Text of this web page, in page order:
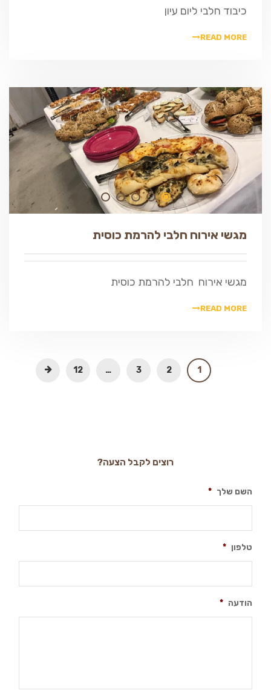
כיבוד חלבי ליום עיון
READ MORE
מגשי אירוח חלבי להרמת כוסית
מגשי אירוח חלבי להרמת כוסית
READ MORE
1
2
3
…
12
רוצים לקבל הצעה?
השם שלך *
טלפון *
הודעה *